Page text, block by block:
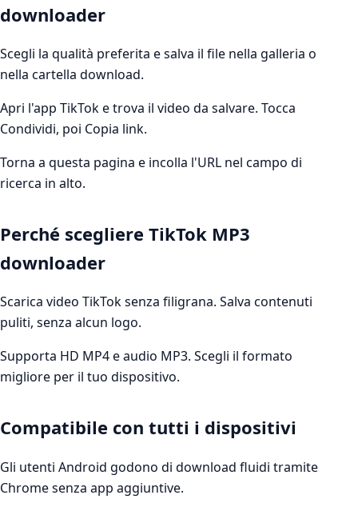
downloader
Scegli la qualità preferita e salva il file nella galleria o
nella cartella download.
Apri l'app TikTok e trova il video da salvare. Tocca
Condividi, poi Copia link.
Torna a questa pagina e incolla l'URL nel campo di
ricerca in alto.
Perché scegliere TikTok MP3
downloader
Scarica video TikTok senza filigrana. Salva contenuti
puliti, senza alcun logo.
Supporta HD MP4 e audio MP3. Scegli il formato
migliore per il tuo dispositivo.
Compatibile con tutti i dispositivi
Gli utenti Android godono di download fluidi tramite
Chrome senza app aggiuntive.